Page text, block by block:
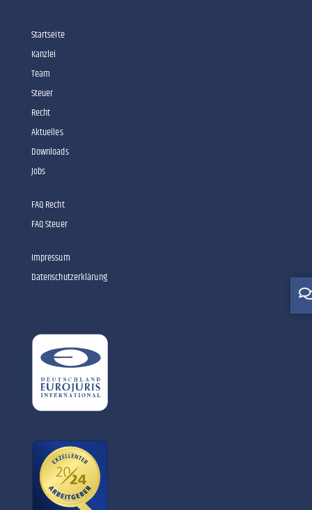
Startseite
Kanzlei
Team
Steuer
Recht
Aktuelles
Downloads
Jobs
FAQ Recht
FAQ Steuer
Impressum
Datenschutzerklärung